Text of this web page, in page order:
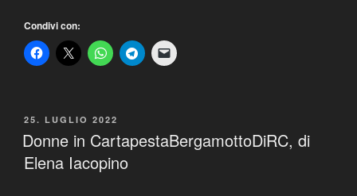
Condivi con:
PUBBLICATO
IL
25. LUGLIO 2022
Donne in CartapestaBergamottoDiRC, di
Elena Iacopino